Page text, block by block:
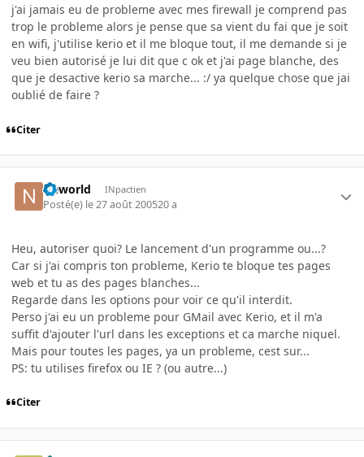
j'ai jamais eu de probleme avec mes firewall je comprend pas
trop le probleme alors je pense que sa vient du fai que je soit
en wifi, j'utilise kerio et il me bloque tout, il me demande si je
veu bien autorisé je lui dit que c ok et j'ai page blanche, des
que je desactive kerio sa marche... :/ ya quelque chose que jai
oublié de faire ?
Citer
Neworld INpactien
Posté(e) le 27 août 200520 a
Heu, autoriser quoi? Le lancement d'un programme ou...?
Car si j'ai compris ton probleme, Kerio te bloque tes pages
web et tu as des pages blanches...
Regarde dans les options pour voir ce qu'il interdit.
Perso j'ai eu un probleme pour GMail avec Kerio, et il m'a
suffit d'ajouter l'url dans les exceptions et ca marche niquel.
Mais pour toutes les pages, ya un probleme, cest sur...
PS: tu utilises firefox ou IE ? (ou autre...)
Citer